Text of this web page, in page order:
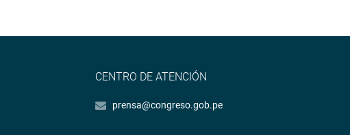
CENTRO DE ATENCIÓN
prensa@congreso.gob.pe